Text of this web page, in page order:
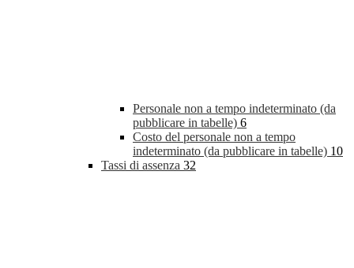
Personale non a tempo indeterminato (da
pubblicare in tabelle) 6
Costo del personale non a tempo
indeterminato (da pubblicare in tabelle) 10
Tassi di assenza 32